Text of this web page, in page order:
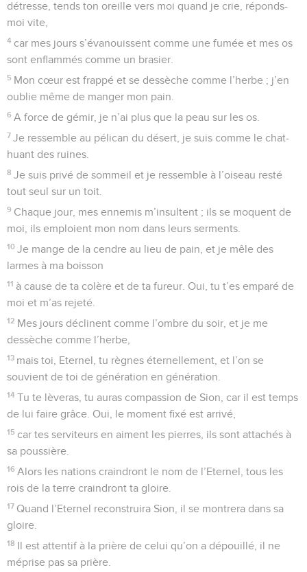
détresse, tends ton oreille vers moi quand je crie, réponds-
moi vite,
4 car mes jours s’évanouissent comme une fumée et mes os
sont enflammés comme un brasier.
5 Mon cœur est frappé et se dessèche comme l’herbe ; j’en
oublie même de manger mon pain.
6 A force de gémir, je n’ai plus que la peau sur les os.
7 Je ressemble au pélican du désert, je suis comme le chat-
huant des ruines.
8 Je suis privé de sommeil et je ressemble à l’oiseau resté
tout seul sur un toit.
9 Chaque jour, mes ennemis m’insultent ; ils se moquent de
moi, ils emploient mon nom dans leurs serments.
10 Je mange de la cendre au lieu de pain, et je mêle des
larmes à ma boisson
11 à cause de ta colère et de ta fureur. Oui, tu t’es emparé de
moi et m’as rejeté.
12 Mes jours déclinent comme l’ombre du soir, et je me
dessèche comme l’herbe,
13 mais toi, Eternel, tu règnes éternellement, et l’on se
souvient de toi de génération en génération.
14 Tu te lèveras, tu auras compassion de Sion, car il est temps
de lui faire grâce. Oui, le moment fixé est arrivé,
15 car tes serviteurs en aiment les pierres, ils sont attachés à
sa poussière.
16 Alors les nations craindront le nom de l’Eternel, tous les
rois de la terre craindront ta gloire.
17 Quand l’Eternel reconstruira Sion, il se montrera dans sa
gloire.
18
Il est attentif à la prière de celui qu’on a dépouillé, il ne
méprise pas sa prière.